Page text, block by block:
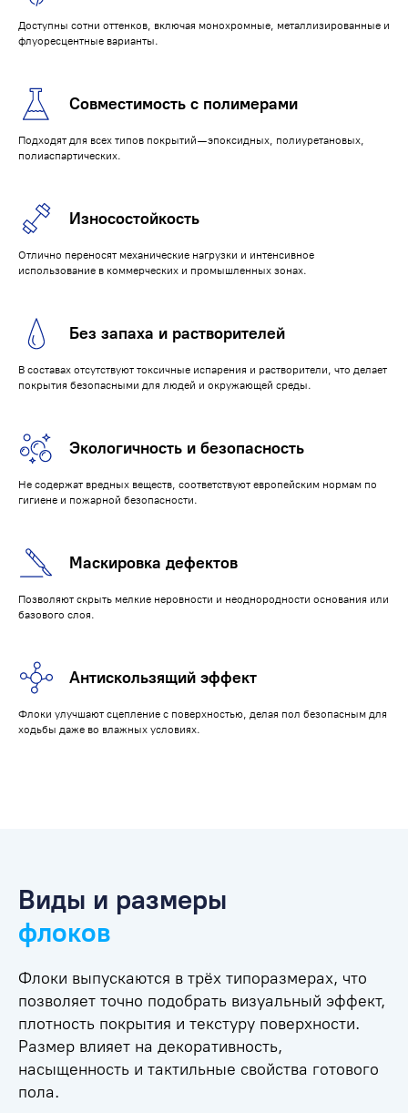
Доступны сотни оттенков, включая монохромные, металлизированные и
флуоресцентные варианты.
Совместимость с полимерами
Подходят для всех типов покрытий — эпоксидных, полиуретановых,
полиаспартических.
Износостойкость
Отлично переносят механические нагрузки и интенсивное
использование в коммерческих и промышленных зонах.
Без запаха и растворителей
В составах отсутствуют токсичные испарения и растворители, что делает
покрытия безопасными для людей и окружающей среды.
Экологичность и безопасность
Не содержат вредных веществ, соответствуют европейским нормам по
гигиене и пожарной безопасности.
Маскировка дефектов
Позволяют скрыть мелкие неровности и неоднородности основания или
базового слоя.
Антискользящий эффект
Флоки улучшают сцепление с поверхностью, делая пол безопасным для
ходьбы даже во влажных условиях.
Виды и размеры
флоков
Флоки выпускаются в трёх типоразмерах, что
позволяет точно подобрать визуальный эффект,
плотность покрытия и текстуру поверхности.
Размер влияет на декоративность,
насыщенность и тактильные свойства готового
пола.